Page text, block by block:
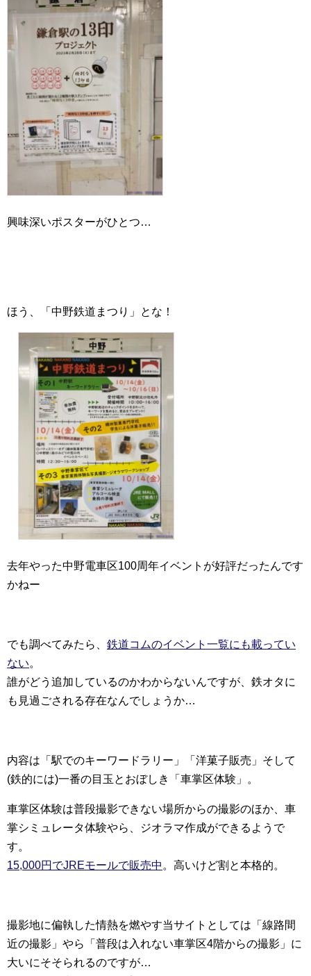
興味深いポスターがひとつ…
ほう、「中野鉄道まつり」とな！
去年やった中野電車区100周年イベントが好評だったんです
かねー
でも調べてみたら、 鉄道コムのイベント一覧にも載ってい
ない。
誰がどう追加しているのかわからないんですが、鉄オタに
も見過ごされる存在なんでしょうか…
内容は「駅でのキーワードラリー」「洋菓子販売」そして
(鉄的には)一番の目玉とおぼしき「車掌区体験」。
車掌区体験は普段撮影できない場所からの撮影のほか、車
掌シミュレータ体験やら、ジオラマ作成ができるようで
す。
15,000円でJREモールで販売中。高いけど割と本格的。
撮影地に偏執した情熱を燃やす当サイトとしては「線路間
近の撮影」やら「普段は入れない車掌区4階からの撮影」に
大いにそそられるのですが…